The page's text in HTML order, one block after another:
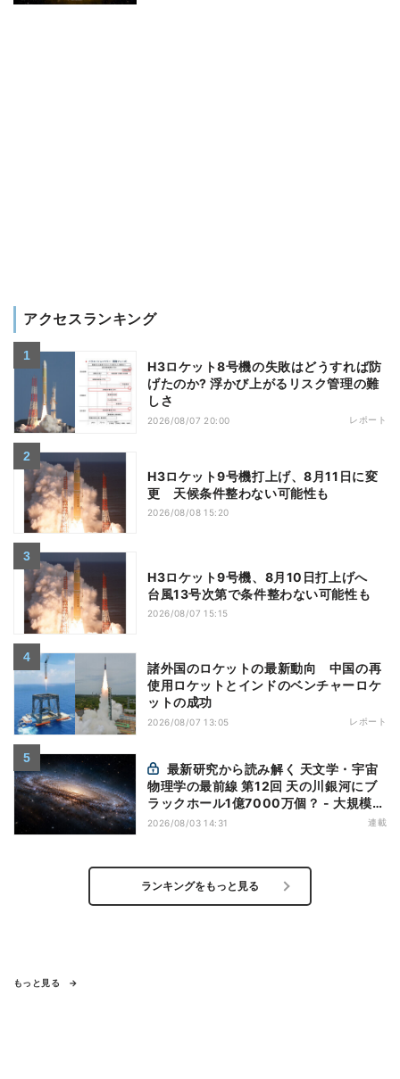
アクセスランキング
H3ロケット8号機の失敗はどうすれば防
げたのか? 浮かび上がるリスク管理の難
しさ
2026/08/07 20:00 レポート
H3ロケット9号機打上げ、8月11日に変
更 天候条件整わない可能性も
2026/08/08 15:20
H3ロケット9号機、8月10日打上げへ
台風13号次第で条件整わない可能性も
2026/08/07 15:15
諸外国のロケットの最新動向 中国の再
使用ロケットとインドのベンチャーロケ
ットの成功
2026/08/07 13:05 レポート
物理学の最前線 第12回 天の川銀河にブ
ラックホール1億7000万個？ - 大規模計
算が描くその分布
2026/08/03 14:31 連載
ランキングをもっと見る
もっと見る